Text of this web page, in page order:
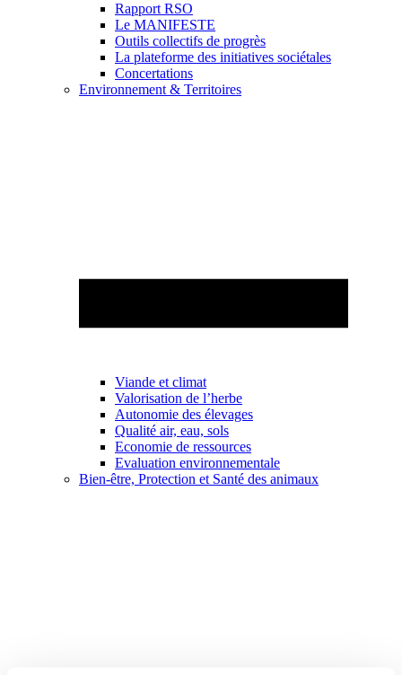
Rapport RSO
Le MANIFESTE
Outils collectifs de progrès
La plateforme des initiatives sociétales
Concertations
Environnement & Territoires
Viande et climat
Valorisation de l’herbe
Autonomie des élevages
Qualité air, eau, sols
Economie de ressources
Evaluation environnementale
Bien-être, Protection et Santé des animaux